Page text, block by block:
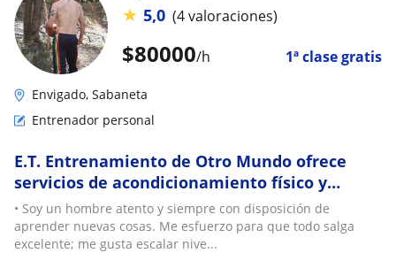
$80000/h 1ª clase gratis
★ 5,0 (4 valoraciones)
Envigado, Sabaneta
Entrenador personal
E.T. Entrenamiento de Otro Mundo ofrece
servicios de acondicionamiento físico y
terapias para evitar cirugías
• Soy un hombre atento y siempre con disposición de
aprender nuevas cosas. Me esfuerzo para que todo salga
excelente; me gusta escalar nive...